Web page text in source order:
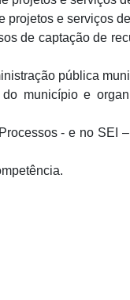
projetos e serviços
de captação de
pública
município e
- e no SEI